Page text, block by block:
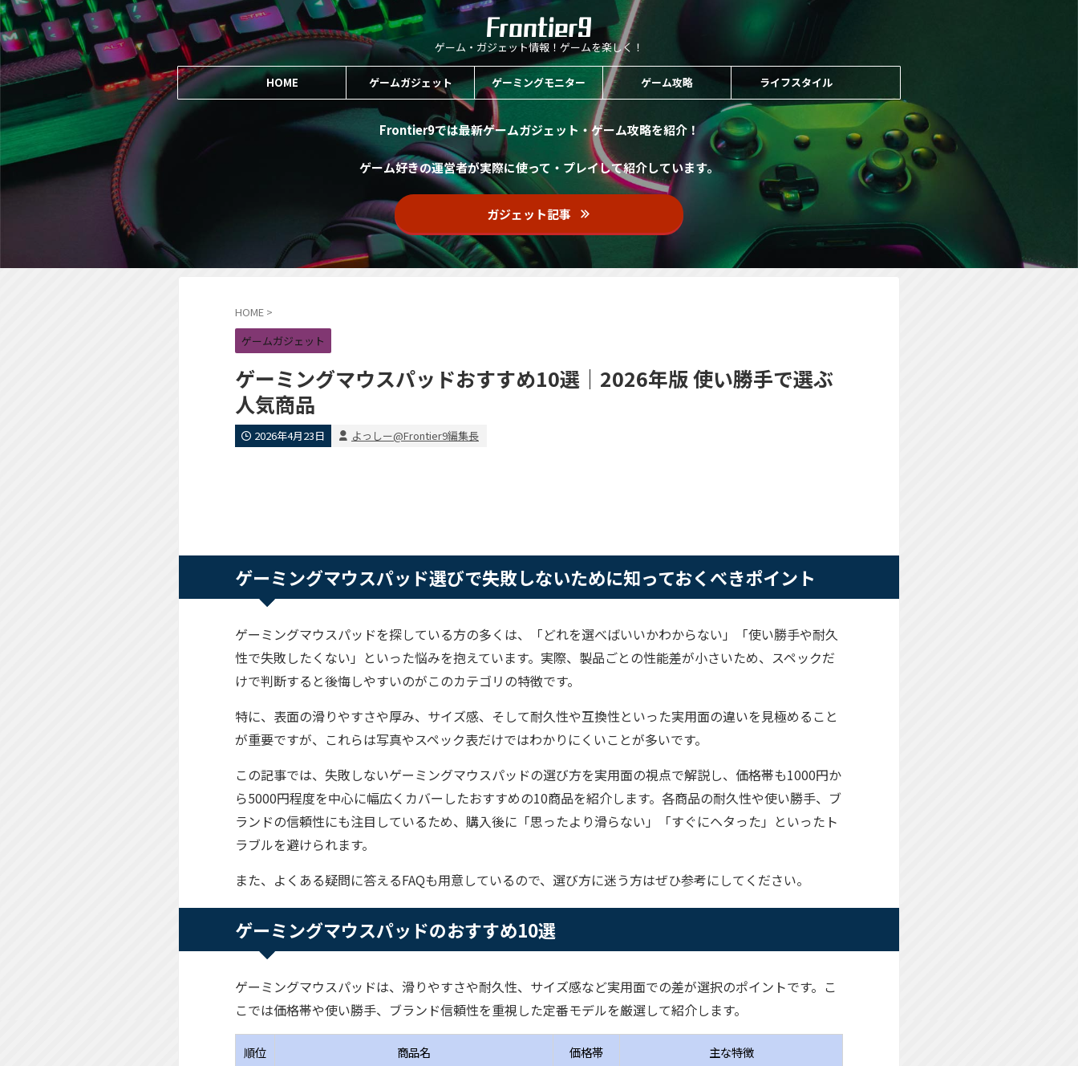
ゲーム・ガジェット情報！ゲームを楽しく！
HOME ゲームガジェット ゲーミングモニター ゲーム攻略 ライフスタイル
Frontier9では最新ゲームガジェット・ゲーム攻略を紹介！
ゲーム好きの運営者が実際に使って・プレイして紹介しています。
ガジェット記事
HOME >
ゲームガジェット
ゲーミングマウスパッドおすすめ10選｜2026年版 使い勝手で選ぶ
人気商品
2026年4月23日 よっしー@Frontier9編集長
ゲーミングマウスパッド選びで失敗しないために知っておくべきポイント
ゲーミングマウスパッドを探している方の多くは、「どれを選べばいいかわからない」「使い勝手や耐久
性で失敗したくない」といった悩みを抱えています。実際、製品ごとの性能差が小さいため、スペックだ
けで判断すると後悔しやすいのがこのカテゴリの特徴です。
特に、表面の滑りやすさや厚み、サイズ感、そして耐久性や互換性といった実用面の違いを見極めること
が重要ですが、これらは写真やスペック表だけではわかりにくいことが多いです。
この記事では、失敗しないゲーミングマウスパッドの選び方を実用面の視点で解説し、価格帯も1000円か
ら5000円程度を中心に幅広くカバーしたおすすめの10商品を紹介します。各商品の耐久性や使い勝手、ブ
ランドの信頼性にも注目しているため、購入後に「思ったより滑らない」「すぐにヘタった」といったト
ラブルを避けられます。
また、よくある疑問に答えるFAQも用意しているので、選び方に迷う方はぜひ参考にしてください。
ゲーミングマウスパッドのおすすめ10選
ゲーミングマウスパッドは、滑りやすさや耐久性、サイズ感など実用面での差が選択のポイントです。こ
こでは価格帯や使い勝手、ブランド信頼性を重視した定番モデルを厳選して紹介します。
順位 商品名 価格帯 主な特徴